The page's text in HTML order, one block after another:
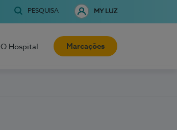
PESQUISA MY LUZ
O Hospital Marcações